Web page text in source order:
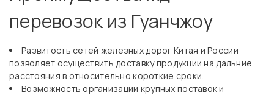
перевозок из Гуанчжоу
Развитость сетей железных дорог Китая и России
позволяет осуществить доставку продукции на дальние
расстояния в относительно короткие сроки.
Возможность организации крупных поставок и